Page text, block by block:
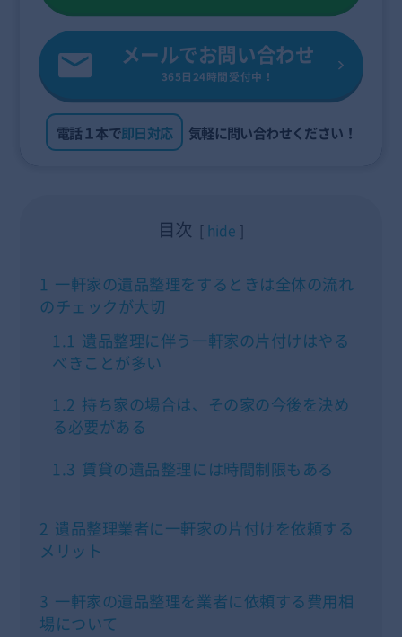
メールでお問い合わせ
365日24時間受付中！
電話１本で即日対応 気軽に問い合わせください！
目次 hide
1 一軒家の遺品整理をするときは全体の流れ
のチェックが大切
1.1 遺品整理に伴う一軒家の片付けはやる
べきことが多い
1.2 持ち家の場合は、その家の今後を決め
る必要がある
1.3 賃貸の遺品整理には時間制限もある
2 遺品整理業者に一軒家の片付けを依頼する
メリット
3 一軒家の遺品整理を業者に依頼する費用相
場について